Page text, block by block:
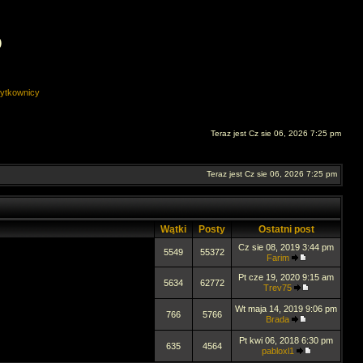
Teraz jest Cz sie 06, 2026 7:25 pm
Teraz jest Cz sie 06, 2026 7:25 pm
Wątki Posty
Ostatni post
5549 55372
Cz sie 08, 2019 3:44 pm
Farim
5634 62772
Pt cze 19, 2020 9:15 am
Trev75
766 5766
Wt maja 14, 2019 9:06 pm
Brada
635 4564
Pt kwi 06, 2018 6:30 pm
pabloxl1